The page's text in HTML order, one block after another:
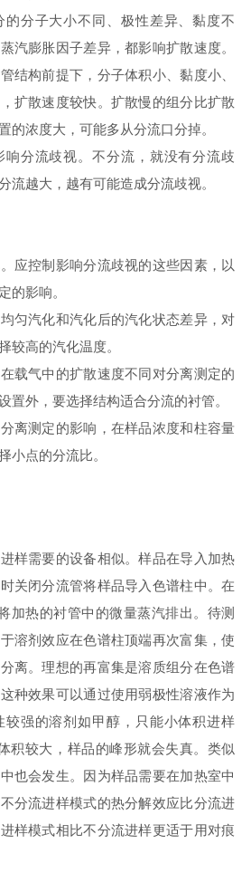
分子大小不同、极性差异、黏度不
汽膨胀因子差异，都影响扩散速度。
结构前提下，分子体积小、黏度小、
扩散速度较快。扩散慢的组分比扩散
的浓度大，可能多从分流口分掉。
分流歧视。不分流，就没有分流歧
流越大，越有可能造成分流歧视。
应控制影响分流歧视的这些因素，以
的影响。
匀汽化和汽化后的汽化状态差异，对
较高的汽化温度。
载气中的扩散速度不同对分离测定的
置外，要选择结构适合分流的衬管。
离测定的影响，在样品浓度和柱容量
小点的分流比。
样需要的设备相似。样品在导入加热
关闭分流管将样品导入色谱柱中。在
加热的衬管中的微量蒸汽排出。待测
溶剂效应在色谱柱顶端再次富集，使
离。理想的再富集是溶质组分在色谱
种效果可以通过使用弱极性溶液作为
较强的溶剂如甲醇，只能小体积进样
积较大，样品的峰形就会失真。类似
也会发生。因为样品需要在加热室中
分流进样模式的热分解效应比分流进
样模式相比不分流进样更适于用对痕